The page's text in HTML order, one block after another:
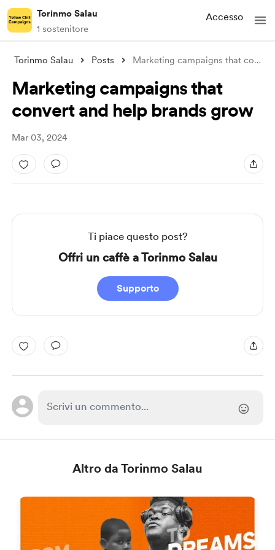
Torinmo Salau
1 sostenitore
Accesso
Torinmo Salau Posts Marketing campaigns that convert and hel
Marketing campaigns that
convert and help brands grow
Mar 03, 2024
Ti piace questo post?
Offri un caffè a Torinmo Salau
Supporto
Altro da Torinmo Salau